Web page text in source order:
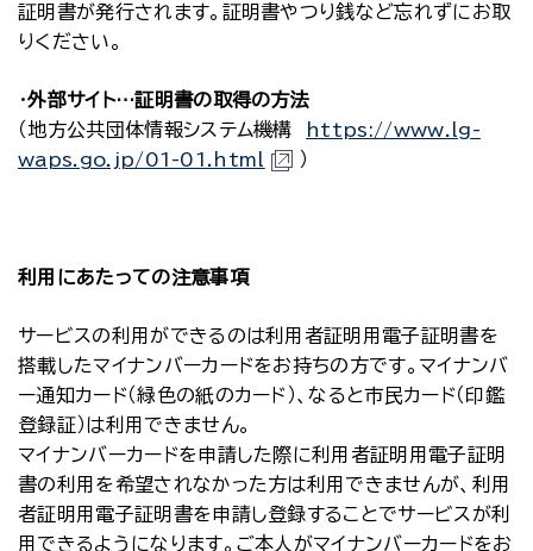
証明書が発行されます。証明書やつり銭など忘れずにお取
りください。
・外部サイト…証明書の取得の方法
（地方公共団体情報システム機構
https://www.lg-
waps.go.jp/01-01.html
）
利用にあたっての注意事項
サービスの利用ができるのは利用者証明用電子証明書を
搭載したマイナンバーカードをお持ちの方です。マイナンバ
ー通知カード（緑色の紙のカード）、なると市民カード（印鑑
登録証）は利用できません。
マイナンバーカードを申請した際に利用者証明用電子証明
書の利用を希望されなかった方は利用できませんが、利用
者証明用電子証明書を申請し登録することでサービスが利
用できるようになります。ご本人がマイナンバーカードをお